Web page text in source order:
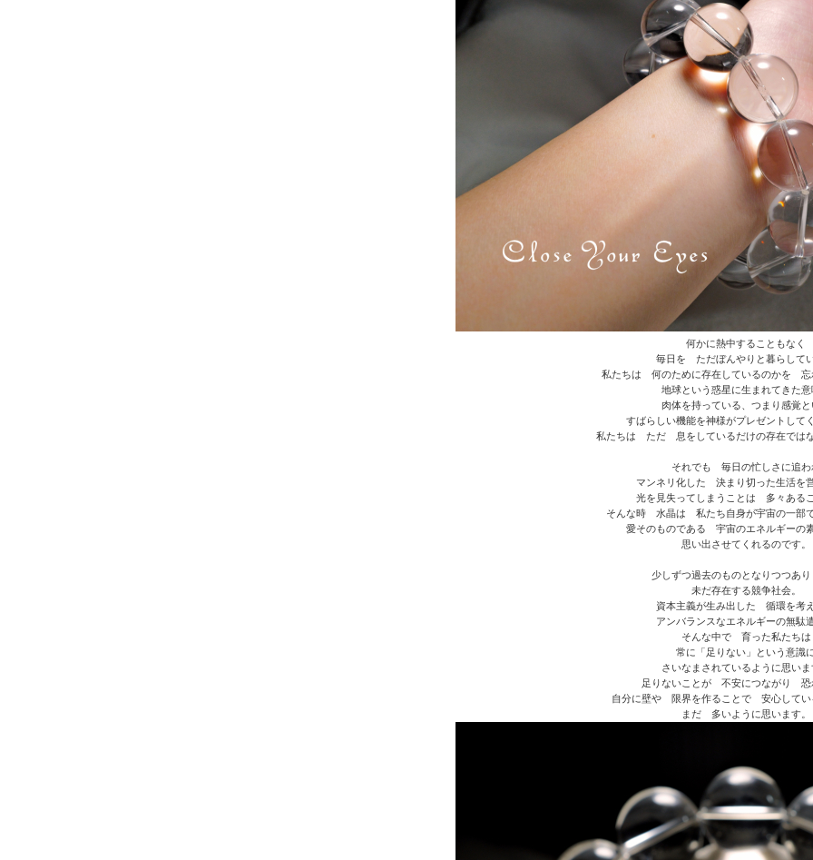
何かに熱中することもなく
毎日を ただぼんやりと暮らして
私たちは 何のために存在しているのかを 忘
地球という惑星に生まれてきた意
肉体を持っている、つまり感覚と
すばらしい機能を神様がプレゼントして
私たちは ただ 息をしているだけの存在では
それでも 毎日の忙しさに追わ
マンネリ化した 決まり切った生活を
光を見失ってしまうことは 多々ある
そんな時 水晶は 私たち自身が宇宙の一部
愛そのものである 宇宙のエネルギーの
思い出させてくれるのです。
少しずつ過去のものとなりつつあり
未だ存在する競争社会。
資本主義が生み出した 循環を考
アンバランスなエネルギーの無駄
そんな中で 育った私たちは
常に「足りない」という意識
さいなまされているように思いま
足りないことが 不安につながり 恐
自分に壁や 限界を作ることで 安心してい
まだ 多いように思います。